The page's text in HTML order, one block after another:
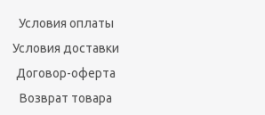
Условия оплаты
Условия доставки
Договор-оферта
Возврат товара